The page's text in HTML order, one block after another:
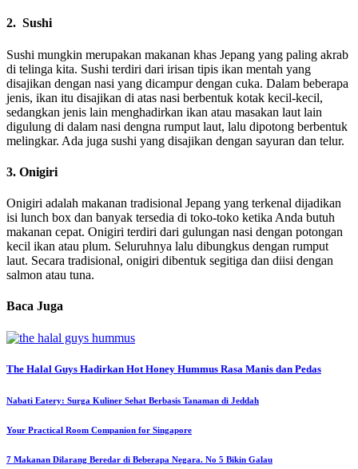
2. Sushi
Sushi mungkin merupakan makanan khas Jepang yang paling akrab
di telinga kita. Sushi terdiri dari irisan tipis ikan mentah yang
disajikan dengan nasi yang dicampur dengan cuka. Dalam beberapa
jenis, ikan itu disajikan di atas nasi berbentuk kotak kecil-kecil,
sedangkan jenis lain menghadirkan ikan atau masakan laut lain
digulung di dalam nasi dengna rumput laut, lalu dipotong berbentuk
melingkar. Ada juga sushi yang disajikan dengan sayuran dan telur.
3. Onigiri
Onigiri adalah makanan tradisional Jepang yang terkenal dijadikan
isi lunch box dan banyak tersedia di toko-toko ketika Anda butuh
makanan cepat. Onigiri terdiri dari gulungan nasi dengan potongan
kecil ikan atau plum. Seluruhnya lalu dibungkus dengan rumput
laut. Secara tradisional, onigiri dibentuk segitiga dan diisi dengan
salmon atau tuna.
Baca Juga
The Halal Guys Hadirkan Hot Honey Hummus Rasa Manis dan Pedas
Nabati Eatery: Surga Kuliner Sehat Berbasis Tanaman di Jeddah
Your Practical Room Companion for Singapore
7 Makanan Dilarang Beredar di Beberapa Negara. No 5 Bikin Galau